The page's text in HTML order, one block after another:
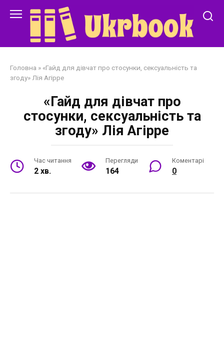
Головна » «Гайд для дівчат про стосунки, сексуальність та
згоду» Лія Агірре
«Гайд для дівчат про
стосунки, сексуальність та
згоду» Лія Агірре
Час читання
2 хв.
Перегляди
164
Коментарі
0